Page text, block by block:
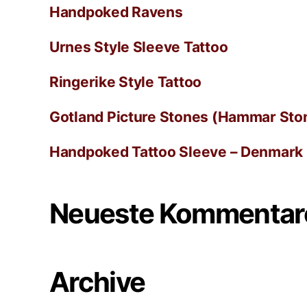
Handpoked Ravens
Urnes Style Sleeve Tattoo
Ringerike Style Tattoo
Gotland Picture Stones (Hammar
Handpoked Tattoo Sleeve – Denmark
Neueste
Archive